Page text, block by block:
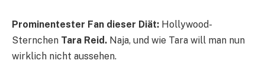
Prominentester Fan dieser Diät: Hollywood-
Sternchen Tara Reid. Naja, und wie Tara will man nun
wirklich nicht aussehen.